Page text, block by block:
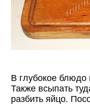
В глубокое блюдо
Также всыпать
разбить яйцо.